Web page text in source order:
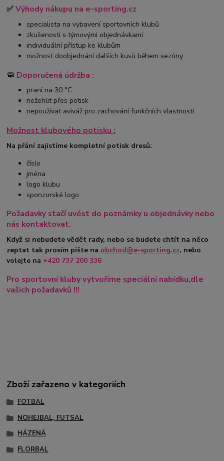
✅Výhody nákupu na e-sporting.cz
specialista na vybavení sportovních klubů
zkušenosti s týmovými objednávkami
individuální přístup ke klubům
možnost doobjednání dalších kusů během sezóny
🧼 Doporučená údržba :
praní na 30 °C
nežehlit přes potisk
nepoužívat aviváž pro zachování funkčních vlastností
Možnost klubového potisku :
Na přání zajistíme kompletní potisk dresů:
číslo
jména
logo klubu
sponzorské logo
Požadavky stačí uvést do poznámky u objednávky nebo
nás kontaktovat.
Když si nebudete vědět rady, nebo se budete chtít na něco
zeptat tak prosím pište na obchod@e-sporting.cz, nebo
volejte na +420 737 200 336
Pro sportovní kluby vytvoříme speciální nabídku,dle
vašich požadavků !!!
Zboží zařazeno v kategoriích
FOTBAL
NOHEJBAL, FUTSAL
HÁZENÁ
FLORBAL